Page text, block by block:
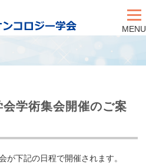
MENU
学術集会開催のご案
が下記の日程で開催されます。